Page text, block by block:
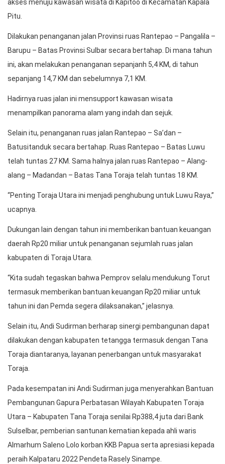
akses menuju kawasan wisata di Kapitoo di Kecamatan Kapala
Pitu.
Dilakukan penanganan jalan Provinsi ruas Rantepao – Pangalila –
Barupu – Batas Provinsi Sulbar secara bertahap. Di mana tahun
ini, akan melakukan penanganan sepanjanh 5,4 KM, di tahun
sepanjang 14,7 KM dan sebelumnya 7,1 KM.
Hadirnya ruas jalan ini mensupport kawasan wisata
menampilkan panorama alam yang indah dan sejuk.
Selain itu, penanganan ruas jalan Rantepao – Sa’dan –
Batusitanduk secara bertahap. Ruas Rantepao – Batas Luwu
telah tuntas 27 KM. Sama halnya jalan ruas Rantepao – Alang-
alang – Madandan – Batas Tana Toraja telah tuntas 18 KM.
“Penting Toraja Utara ini menjadi penghubung untuk Luwu Raya,”
ucapnya.
Dukungan lain dengan tahun ini memberikan bantuan keuangan
daerah Rp20 miliar untuk penanganan sejumlah ruas jalan
kabupaten di Toraja Utara.
“Kita sudah tegaskan bahwa Pemprov selalu mendukung Torut
termasuk memberikan bantuan keuangan Rp20 miliar untuk
tahun ini dan Pemda segera dilaksanakan,” jelasnya.
Selain itu, Andi Sudirman berharap sinergi pembangunan dapat
dilakukan dengan kabupaten tetangga termasuk dengan Tana
Toraja diantaranya, layanan penerbangan untuk masyarakat
Toraja.
Pada kesempatan ini Andi Sudirman juga menyerahkan Bantuan
Pembangunan Gapura Perbatasan Wilayah Kabupaten Toraja
Utara – Kabupaten Tana Toraja senilai Rp388,4 juta dari Bank
Sulselbar, pemberian santunan kematian kepada ahli waris
Almarhum Saleno Lolo korban KKB Papua serta apresiasi kepada
peraih Kalpataru 2022 Pendeta Rasely Sinampe.